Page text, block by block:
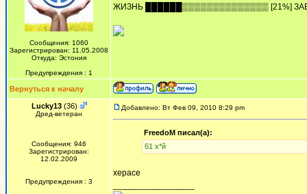
Сообщения: 1060
Зарегистрирован: 11.05.2008
Откуда: Эстония
Предупреждения : 1
ЖИЗHЬ ██████▒▒▒▒▒▒▒▒▒▒▒▒▒▒ [21%]
Вернуться к началу
Lucky13(36)
Дред-ветеран
Сообщения: 946
Зарегистрирован:
12.02.2009
Предупреждения : 3
Добавлено: Вт Фев 09, 2010 8:29 pm
FreedoM писал(а):
61 х*й
херасе